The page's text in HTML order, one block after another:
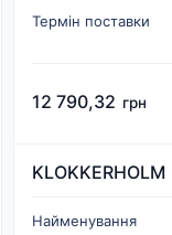
Термін поставки
12 790,32 грн
KLOKKERHOLM
Найменування